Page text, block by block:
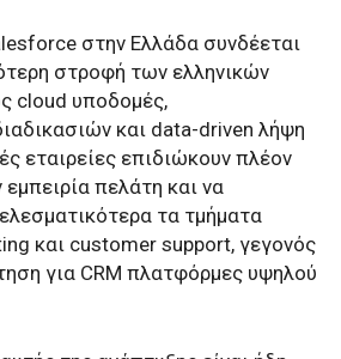
στην Ελλάδα συνδέεται
στροφή των ελληνικών
cloud υποδομές,
και data-driven λήψη
εταιρείες επιδιώκουν πλέον
πελάτη και να
τα τμήματα
και customer support, γεγονός
για CRM πλατφόρμες υψηλού